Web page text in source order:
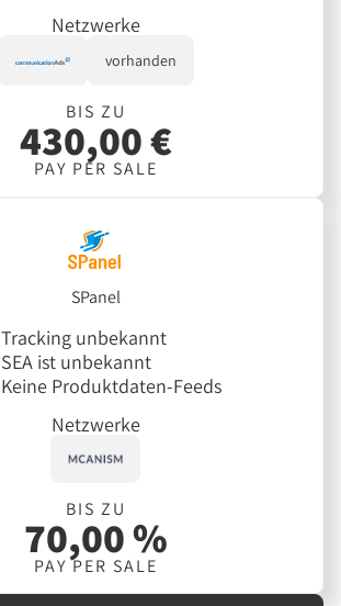
Netzwerke
vorhanden
BIS ZU
430,00 €
PAY PER SALE
SPanel
Tracking unbekannt
SEA ist unbekannt
Keine Produktdaten-Feeds
Netzwerke
BIS ZU
70,00 %
PAY PER SALE